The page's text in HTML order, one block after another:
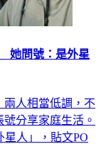
她問號：是外星
兩人相當低調，不
分享家庭生活。
人」，貼文PO